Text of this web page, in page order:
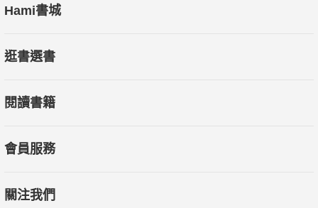
Hami書城
逛書選書
閱讀書籍
會員服務
關注我們